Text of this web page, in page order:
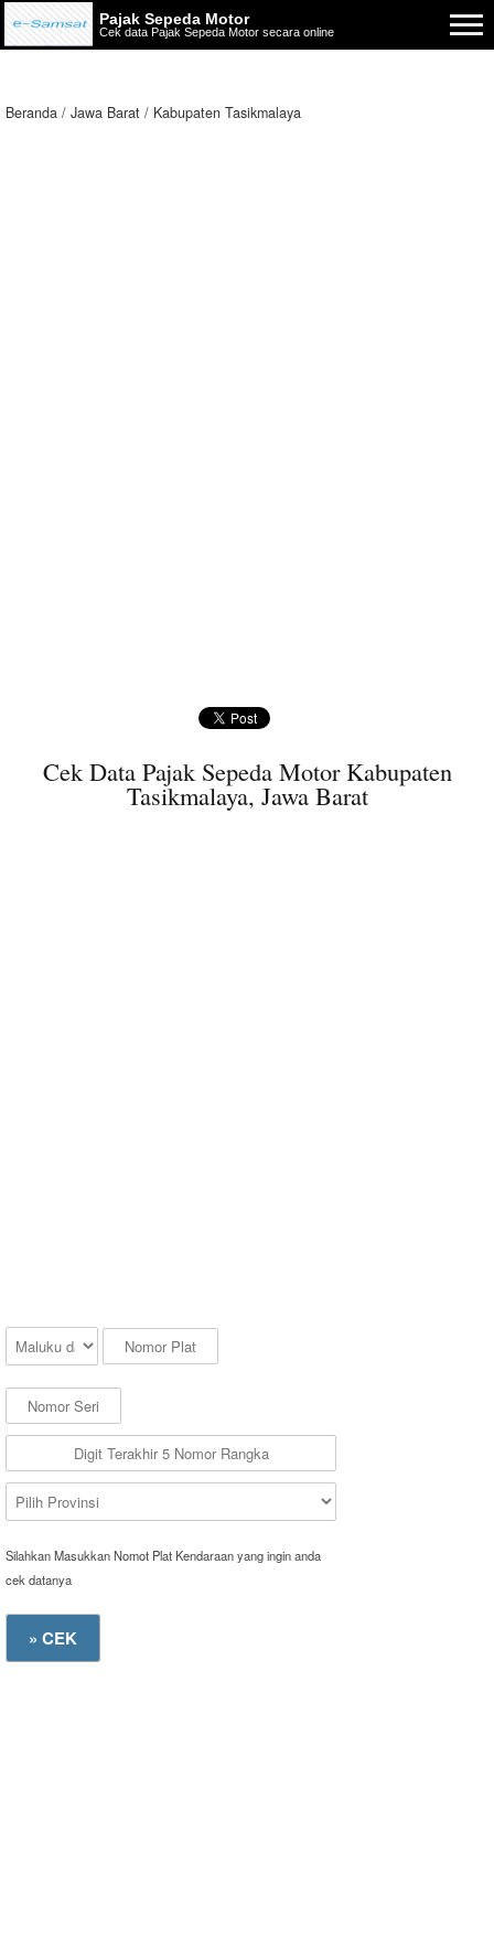
Pajak Sepeda Motor
Cek data Pajak Sepeda Motor secara online
Beranda Jawa Barat Kabupaten Tasikmalaya
Cek Data Pajak Sepeda Motor Kabupaten
Tasikmalaya, Jawa Barat
Silahkan Masukkan Nomot Plat Kendaraan yang ingin anda
cek datanya